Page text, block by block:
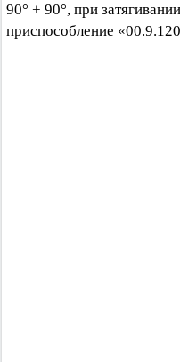
90° + 90°, при
приспособление